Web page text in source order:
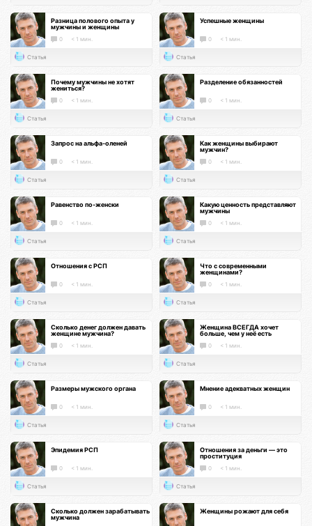
Разница полового опыта у
мужчины и женщины
0 < 1 мин.
Статья
Успешные женщины
0 < 1 мин.
Статья
Почему мужчины не хотят
жениться?
0 < 1 мин.
Статья
Разделение обязанностей
0 < 1 мин.
Статья
Запрос на альфа-оленей
0 < 1 мин.
Статья
Как женщины выбирают
мужчин?
0 < 1 мин.
Статья
Равенство по-женски
0 < 1 мин.
Статья
Какую ценность представляют
мужчины
0 < 1 мин.
Статья
Отношения с РСП
0 < 1 мин.
Статья
Что с современными
женщинами?
0 < 1 мин.
Статья
Сколько денег должен давать
женщине мужчина?
0 < 1 мин.
Статья
Женщина ВСЕГДА хочет
больше, чем у неё есть
0 < 1 мин.
Статья
Размеры мужского органа
0 < 1 мин.
Статья
Мнение адекватных женщин
0 < 1 мин.
Статья
Эпидемия РСП
0 < 1 мин.
Статья
Отношения за деньги — это
проституция
0 < 1 мин.
Статья
Сколько должен зарабатывать
мужчина
Женщины рожают для себя